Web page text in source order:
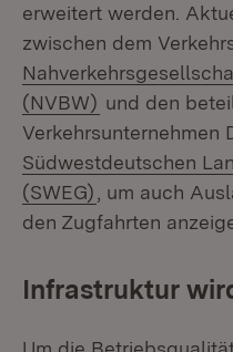
erweitert werden.
zwischen dem
(NVBW) (Öffnet in
und den
Verkehrsunternehmen
Südwestdeutschen
(SWEG) (Öffnet in
, um auch
den Zugfahrten
Infrastruktur